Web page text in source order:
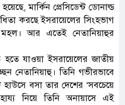
মার্কিন প্রেসিডেন্ট ডোনাল্ড
করছে ইসরায়েলের সিংহভাগ
আর এতেই নেতানিয়াহুর
হতে যাওয়া ইসরায়েলের জাতীয়
নেতানিয়াহু। তিনি গভীরভাবে
বসা তার দেশের ‘সবচেয়ে
নিয়ে তিনি অনায়াসে এই